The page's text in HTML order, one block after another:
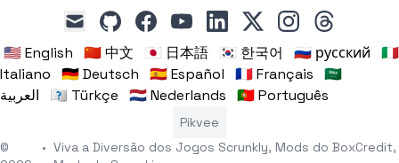
mail
githubfacebookyoutubelinkedin
x instagramthreads
🇺🇸 English 🇨🇳 中文 🇯🇵 日本語 🇰🇷 한국어 🇷🇺 русский
🇮🇹
Italiano
🇩🇪 Deutsch 🇪🇸 Español 🇫🇷 Français
🇸🇦
العربية
🇹🇷 Türkçe 🇳🇱 Nederlands 🇵🇹 Português
Pikvee
©
• Viva a Diversão dos Jogos Scrunkly, Mods do BoxCredit,